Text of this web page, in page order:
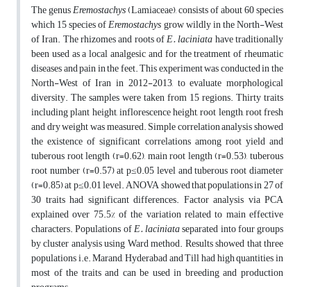
The genusEremostachys(Lamiaceae), consists of about 60 species
which 15 species ofEremostachysgrow wildly in the North-West
of Iran. The rhizomes and roots ofE. laciniatahave traditionally
been used as a local analgesic and for the treatment of rheumatic
diseases and pain in the feet. This experiment was conducted in the
North-West of Iran in 2012-2013, to evaluate morphological
diversity. The samples were taken from 15 regions. Thirty traits
including plant height, inflorescence height, root length, root fresh
and dry weight was measured. Simple correlation analysis showed
the existence of significant correlations among root yield and
tuberous root length (r=0.62), main root length (r=0.53), tuberous
root number (r=0.57) at p≤0.05 level and tuberous root diameter
(r=0.85) at p≤0.01 level. ANOVA showed that populations in 27 of
30 traits had significant differences. Factor analysis via PCA
explained over 75.5% of the variation related to main effective
characters. Populations ofE. laciniataseparated into four groups
by cluster analysis using Ward method. Results showed that three
populations i.e. Marand, Hyderabad and Till had high quantities in
most of the traits and can be used in breeding and production